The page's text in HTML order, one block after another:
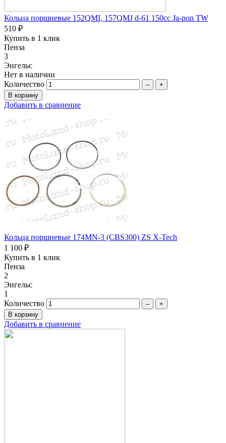
Кольца поршневые 152QMI, 157QMJ d-61 150сc Ja-pon TW
510 ₽
Купить в 1 клик
Пенза
3
Энгельс
Нет в наличии
Количество
– +
Добавить в сравнение
Кольца поршневые 174MN-3 (CBS300) ZS X-Tech
1 100 ₽
Купить в 1 клик
Пенза
2
Энгельс
1
Количество
– +
Добавить в сравнение